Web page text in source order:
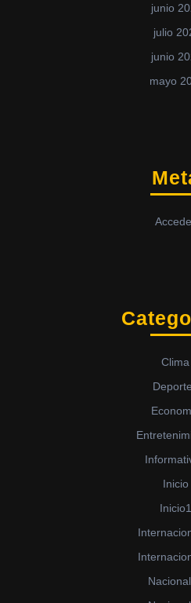
junio
julio
junio
mayo
Clima
Inicio
Inicio1